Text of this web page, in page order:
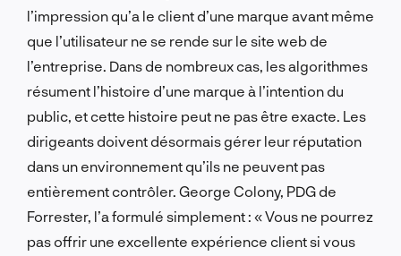
l’impression qu’a le client d’une marque avant même
que l’utilisateur ne se rende sur le site web de
l’entreprise. Dans de nombreux cas, les algorithmes
résument l’histoire d’une marque à l’intention du
public, et cette histoire peut ne pas être exacte. Les
dirigeants doivent désormais gérer leur réputation
dans un environnement qu’ils ne peuvent pas
entièrement contrôler. George Colony, PDG de
Forrester, l’a formulé simplement : « Vous ne pourrez
pas offrir une excellente expérience client si vous